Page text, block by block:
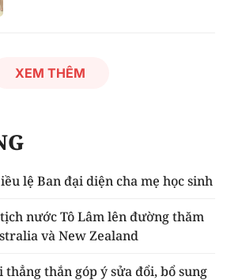
XEM THÊM
lệ Ban đại diện cha mẹ học sinh
nước Tô Lâm lên đường thăm
và New Zealand
thắn góp ý sửa đổi, bổ sung